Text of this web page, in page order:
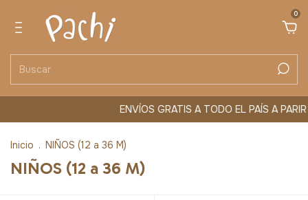
0
ENVÍOS GRATIS A TODO EL PAÍS A PARIR DE
Inicio . NIÑOS (12 a 36 M)
NIÑOS (12 a 36 M)